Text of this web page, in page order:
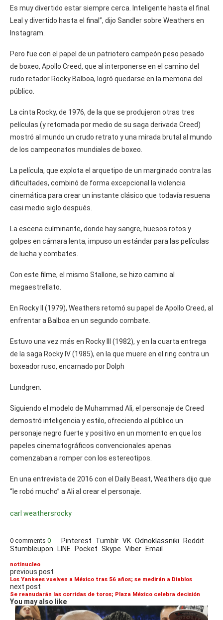
Es muy divertido estar siempre cerca. Inteligente hasta el final.
Leal y divertido hasta el final”, dijo Sandler sobre Weathers en
Instagram.
Pero fue con el papel de un patriotero campeón peso pesado
de boxeo, Apollo Creed, que al interponerse en el camino del
rudo retador Rocky Balboa, logró quedarse en la memoria del
público.
La cinta Rocky, de 1976, de la que se produjeron otras tres
películas (y retomada por medio de su saga derivada Creed)
mostró al mundo un crudo retrato y una mirada brutal al mundo
de los campeonatos mundiales de boxeo.
La película, que explota el arquetipo de un marginado contra las
dificultades, combinó de forma excepcional la violencia
cinemática para crear un instante clásico que todavía resuena
casi medio siglo después.
La escena culminante, donde hay sangre, huesos rotos y
golpes en cámara lenta, impuso un estándar para las películas
de lucha y combates.
Con este filme, el mismo Stallone, se hizo camino al
megaestrellato.
En Rocky II (1979), Weathers retomó su papel de Apollo Creed, al
enfrentar a Balboa en un segundo combate.
Estuvo una vez más en Rocky III (1982), y en la cuarta entrega
de la saga Rocky IV (1985), en la que muere en el ring contra un
boxeador ruso, encarnado por Dolph
Lundgren.
Siguiendo el modelo de Muhammad Ali, el personaje de Creed
demostró inteligencia y estilo, ofreciendo al público un
personaje negro fuerte y positivo en un momento en que los
papeles cinematográficos convencionales apenas
comenzaban a romper con los estereotipos.
En una entrevista de 2016 con el Daily Beast, Weathers dijo que
“le robó mucho” a Ali al crear el personaje.
carl weathersrocky
0 comments 0 Pinterest Tumblr VK Odnoklassniki Reddit
Stumbleupon LINE Pocket Skype Viber Email
notinucleo
previous post
Los Yankees vuelven a México tras 56 años; se medirán a Diablos
next post
Se reanudarán las corridas de toros; Plaza México celebra decisión
You may also like